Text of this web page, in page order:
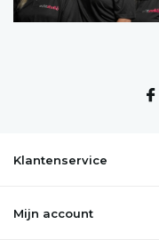
Klantenservice
Mijn account